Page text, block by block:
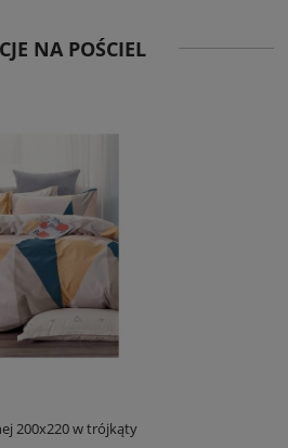
NA POŚCIEL
200x220 w trójkąty